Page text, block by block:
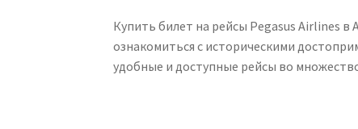
Купить билет на рейсы Pegasus Airlines
ознакомиться с историческими
удобные и доступные рейсы во